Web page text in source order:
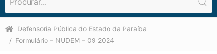
Defensoria Pública do Estado da Paraíba
Formulário – NUDEM – 09 2024